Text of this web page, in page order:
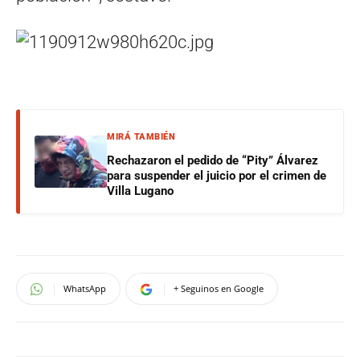
MIRÁ TAMBIÉN
Rechazaron el pedido de “Pity” Álvarez
para suspender el juicio por el crimen de
Villa Lugano
WhatsApp + Seguinos en Google